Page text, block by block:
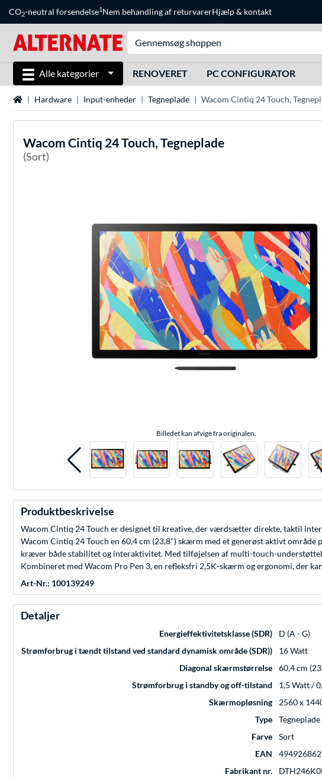
CO2-neutral forsendelse1Nem behandling af returvarerHjælp& kontakt
Alle kategorier RENOVERET PC CONFIGURATOR
StartsideHardware Input-enheder Tegneplade Wacom Cintiq 24 Touch,
Wacom Cintiq 24 Touch, Tegneplade
(Sort)
Billedet kan afvige fra originalen.
Produktbeskrivelse
Wacom Cintiq 24 Touch er designet til kreative, der værdsætter direkte, taktil
Wacom Cintiq 24 Touch en 60,4 cm (23,8") skærm med et generøst aktivt
kræver både stabilitet og interaktivitet. Med tilføjelsen af multi-touch-
Kombineret med Wacom Pro Pen 3, en refleksfri 2,5K-skærm og ergonomi, der
Art-Nr.: 100139249
Detaljer
Energieffektivitetsklasse (SDR)
D (A - G)
Strømforbrug i tændt tilstand ved standard dynamisk område (SDR))
16 Watt
Diagonal skærmstørrelse
60,4 cm
Strømforbrug i standby og off-tilstand
1,5 Watt /
Skærmopløsning
2560 x
Type
Tegneplade
Farve
Sort
EAN
Fabrikant nr.